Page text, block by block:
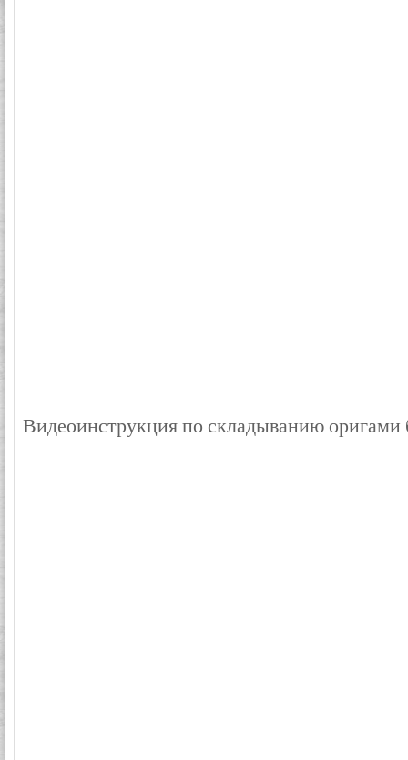
Видеоинструкция по складыванию оригами